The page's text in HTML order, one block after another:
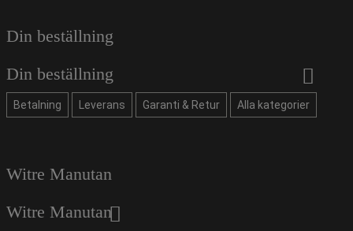
Din beställning
Din beställning
Betalning Leverans Garanti & Retur Alla kategorier
Witre Manutan
Witre Manutan